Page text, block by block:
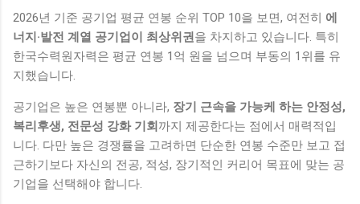
2026년 기준 공기업 평균 연봉 순위 TOP 10을 보면, 여전히 에
너지·발전 계열 공기업이 최상위권 을 차지하고 있습니다. 특히
한국수력원자력은 평균 연봉 1억 원을 넘으며 부동의 1위를 유
지했습니다.
공기업은 높은 연봉뿐 아니라, 장기 근속을 가능케 하는 안정성,
복리후생, 전문성 강화 기회 까지 제공한다는 점에서 매력적입
니다. 다만 높은 경쟁률을 고려하면 단순한 연봉 수준만 보고 접
근하기보다 자신의 전공, 적성, 장기적인 커리어 목표에 맞는 공
기업을 선택해야 합니다.